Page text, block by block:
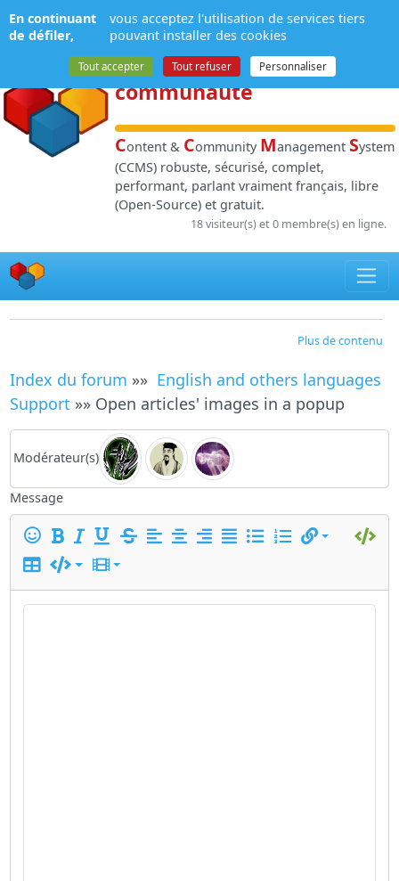
NPDS:Gestion de
contenuet de
communauté
Content & Community Management System
(CCMS) robuste, sécurisé, complet,
performant, parlant vraiment français, libre
(Open-Source) et gratuit.
18 visiteur(s) et 0 membre(s) en ligne.
Plus de contenu
Index du forum »» English and others languages
Support »» Open articles' images in a popup
Modérateur(s)
Message
Panneau de gestion des cookies
En continuant
de défiler,
vous acceptez l'utilisation de services tiers
pouvant installer des cookies
Tout accepter Tout refuser Personnaliser